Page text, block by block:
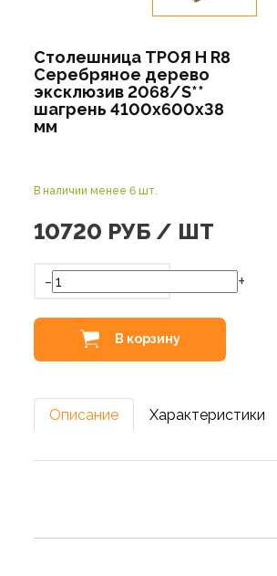
Столешница ТРОЯ Н R8
Серебряное дерево
эксклюзив 2068/S**
шагрень 4100х600х38
мм
В наличии менее 6 шт.
10720 РУБ / ШТ
- +
В корзину
Описание Характеристики